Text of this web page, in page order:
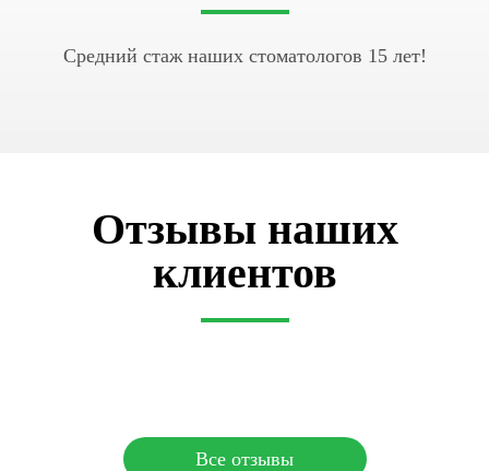
Средний стаж наших стоматологов 15 лет!
Отзывы наших
клиентов
Все отзывы